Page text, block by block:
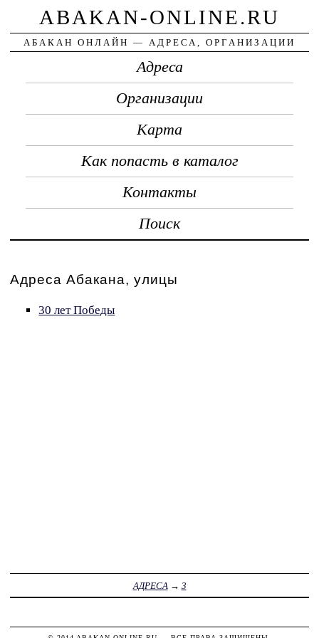
ABAKAN-ONLINE.RU
АБАКАН ОНЛАЙН — АДРЕСА, ОРГАНИЗАЦИИ
Адреса
Организации
Карта
Как попасть в каталог
Контакты
Поиск
Адреса Абакана, улицы
30 лет Победы
АДРЕСА → 3